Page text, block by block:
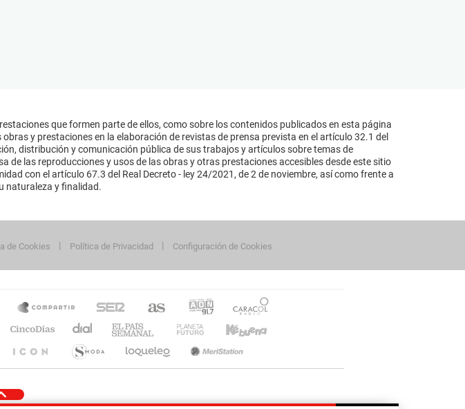
que formen parte de ellos, como sobre los contenidos publicados en esta página
y prestaciones en la elaboración de revistas de prensa prevista en el artículo 32.1 del
distribución y comunicación pública de sus trabajos y artículos sobre temas de
las reproducciones y usos de las obras y otras prestaciones accesibles desde este sitio
con el artículo 67.3 del Real Decreto - ley 24/2021, de 2 de noviembre, así como frente a
naturaleza y finalidad.
de Cookies Política de Privacidad Configuración de Cookies